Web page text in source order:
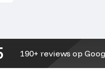
190+ reviews op